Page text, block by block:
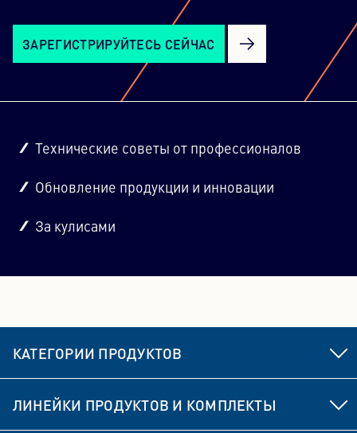
ЗАРЕГИСТРИРУЙТЕСЬ СЕЙЧАС
Технические советы от профессионалов
Обновление продукции и инновации
За кулисами
КАТЕГОРИИ ПРОДУКТОВ
ЛИНЕЙКИ ПРОДУКТОВ И КОМПЛЕКТЫ